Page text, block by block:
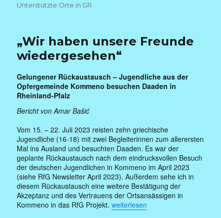
am
Unterstützte Orte in GR
„Wir haben unsere Freunde
wiedergesehen“
Gelungener Rückaustausch – Jugendliche aus der
Opfergemeinde Kommeno besuchen Daaden in
Rheinland-Pfalz
Bericht von Amar Bašić
Vom 15. – 22. Juli 2023 reisten zehn griechische
Jugendliche (16-18) mit zwei Begleiterinnen zum allerersten
Mal ins Ausland und besuchten Daaden. Es war der
geplante Rückaustausch nach dem eindrucksvollen Besuch
der deutschen Jugendlichen in Kommeno im April 2023
(siehe RfG Newsletter April 2023). Außerdem sehe ich in
diesem Rückaustausch eine weitere Bestätigung der
Akzeptanz und des Vertrauens der Ortsansässigen in
Kommeno in das RfG Projekt.„„Wir haben unsere Freunde
weiterlesen